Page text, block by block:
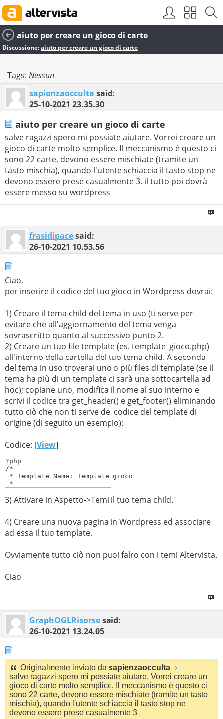
aiuto per creare un gioco di carte
Discussione:aiuto per creare un gioco di carte
Tags: Nessun
sapienzaocculta said:
25-10-2021 23.35.30
aiuto per creare un gioco di carte
salve ragazzi spero mi possiate aiutare. Vorrei creare un
gioco di carte molto semplice. Il meccanismo è questo ci
sono 22 carte, devono essere mischiate (tramite un
tasto mischia), quando l'utente schiaccia il tasto stop ne
devono essere prese casualmente 3. il tutto poi dovrà
essere messo su wordpress
frasidipacesaid:
26-10-2021 10.53.56
Ciao,
per inserire il codice del tuo gioco in Wordpress dovrai:
1) Creare il tema child del tema in uso (ti serve per
evitare che all'aggiornamento del tema venga
sovrascritto quanto al successivo punto 2.
2) Creare un tuo file template (es. template_gioco.php)
all'interno della cartella del tuo tema child. A seconda
del tema in uso troverai uno o più files di template (se il
tema ha più di un template ci sarà una sottocartella ad
hoc); copiane uno, modifica il nome al suo interno e
scrivi il codice tra get_header() e get_footer() eliminando
tutto ciò che non ti serve del codice del template di
origine (di seguito un esempio):
Codice: [View]
?php
/*
* Template Name: Template gioco
*
* @package Tuo_tema
*/
get_header();
get_sidebar();
?>
    .....
    .....
3) Attivare in Aspetto->Temi il tuo tema child.
4) Creare una nuova pagina in Wordpress ed associare
ad essa il tuo template.
Ovviamente tutto ciò non puoi falro con i temi Altervista.
Ciao
GraphOGLRisorsesaid:
26-10-2021 13.24.05
Originalmente inviato da sapienzaocculta
salve ragazzi spero mi possiate aiutare. Vorrei creare un
gioco di carte molto semplice. Il meccanismo è questo ci
sono 22 carte, devono essere mischiate (tramite un tasto
mischia), quando l'utente schiaccia il tasto stop ne
devono essere prese casualmente 3